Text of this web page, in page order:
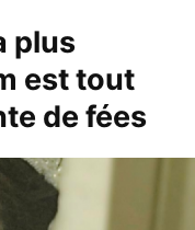
plus
est tout
de fées